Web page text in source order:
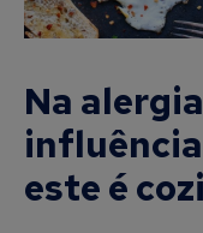
Na
este é